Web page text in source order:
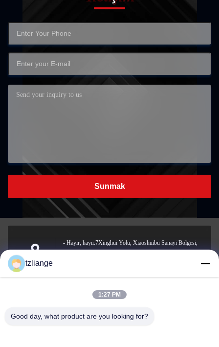
Sunmak
Address
- Hayır, hayır.7Xinghui Yolu, Xiaoshuibu Sanayi Bölgesi,
E-mail
szp.szp@163.com
tzliange
1:27 PM
Good day, what product are you looking for?